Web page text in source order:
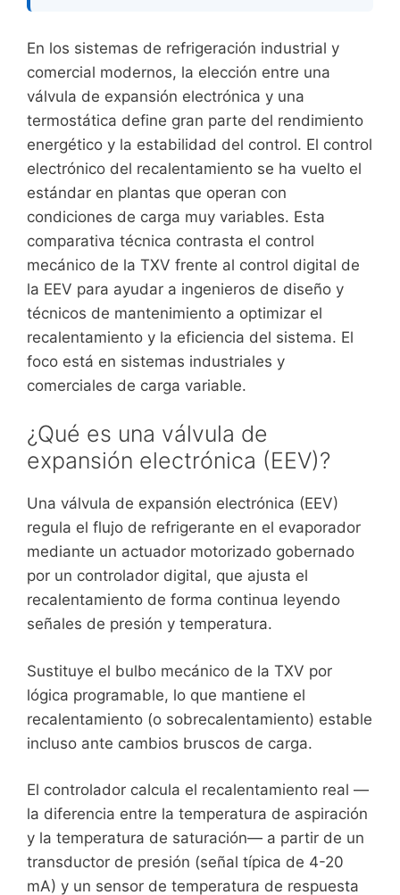
En los sistemas de refrigeración industrial y
comercial modernos, la elección entre una
válvula de expansión electrónica y una
termostática define gran parte del rendimiento
energético y la estabilidad del control. El control
electrónico del recalentamiento se ha vuelto el
estándar en plantas que operan con
condiciones de carga muy variables. Esta
comparativa técnica contrasta el control
mecánico de la TXV frente al control digital de
la EEV para ayudar a ingenieros de diseño y
técnicos de mantenimiento a optimizar el
recalentamiento y la eficiencia del sistema. El
foco está en sistemas industriales y
comerciales de carga variable.
¿Qué es una válvula de
expansión electrónica (EEV)?
Una válvula de expansión electrónica (EEV)
regula el flujo de refrigerante en el evaporador
mediante un actuador motorizado gobernado
por un controlador digital, que ajusta el
recalentamiento de forma continua leyendo
señales de presión y temperatura.
Sustituye el bulbo mecánico de la TXV por
lógica programable, lo que mantiene el
recalentamiento (o sobrecalentamiento) estable
incluso ante cambios bruscos de carga.
El controlador calcula el recalentamiento real —
la diferencia entre la temperatura de aspiración
y la temperatura de saturación— a partir de un
transductor de presión (señal típica de 4-20
mA) y un sensor de temperatura de respuesta